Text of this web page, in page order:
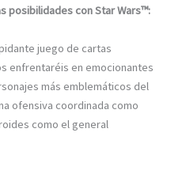
posibilidades con Star Wars™:
juego de cartas
enfrentaréis en emocionantes
más emblemáticos del
ofensiva coordinada como
como el general